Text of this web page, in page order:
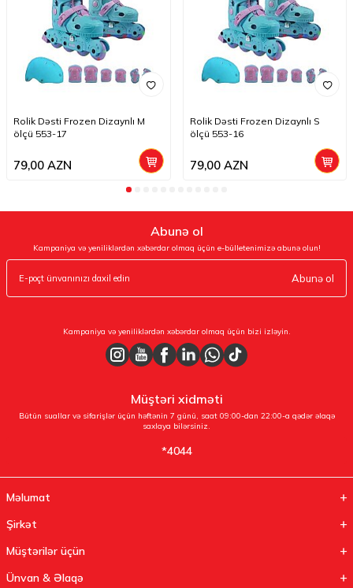
Rolik Dəsti Frozen Dizaynlı M
ölçü 553-17
79,00 AZN
Rolik Dəsti Frozen Dizaynlı S
ölçü 553-16
79,00AZN
Abunə ol
Kampaniya və yeniliklərdən xəbərdar olmaq üçün e-bülletenimizə abunə olun!
Abunə ol
Kampaniya və yeniliklərdən xəbərdar olmaq üçün bizi izləyin.
Müştəri xidməti
Bütün suallar və sifarişlər üçün həftənin 7 günü, saat 09:00-dan 22:00-a qədər əlaqə
saxlaya bilərsiniz.
*4044
Məlumat
Şirkət
Müştərilər üçün
Ünvan & Əlaqə